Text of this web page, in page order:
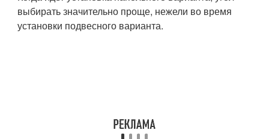
выбирать значительно проще, нежели во время
установки подвесного варианта.